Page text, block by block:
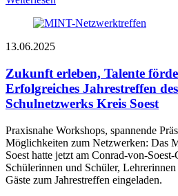
13.06.2025
Zukunft erleben, Talente
Erfolgreiches Jahrestreffen
Schulnetzwerks Kreis Soest
Praxisnahe Workshops, spannende
Möglichkeiten zum Netzwerken: Das
Soest hatte jetzt am Conrad-von-
Schülerinnen und Schüler,
Gäste zum Jahrestreffen eingeladen.